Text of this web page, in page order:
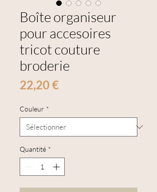
Boîte organiseur
pour accesoires
tricot couture
broderie
22,20 €Prix
Couleur *
Quantité *